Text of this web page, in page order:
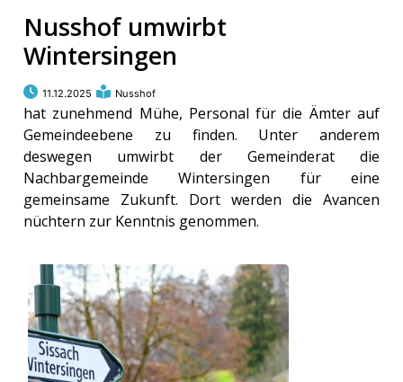
Nusshof umwirbt
Wintersingen
11.12.2025 Nusshof
hat zunehmend Mühe, Personal für die Ämter auf
Gemeindeebene zu finden. Unter anderem
deswegen umwirbt der Gemeinderat die
Nachbargemeinde Wintersingen für eine
gemeinsame Zukunft. Dort werden die Avancen
nüchtern zur Kenntnis genommen.